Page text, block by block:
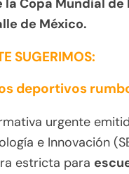
Copa Mundial de
de México.
SUGERIMOS:
deportivos
urgente
e Innovación
estricta para